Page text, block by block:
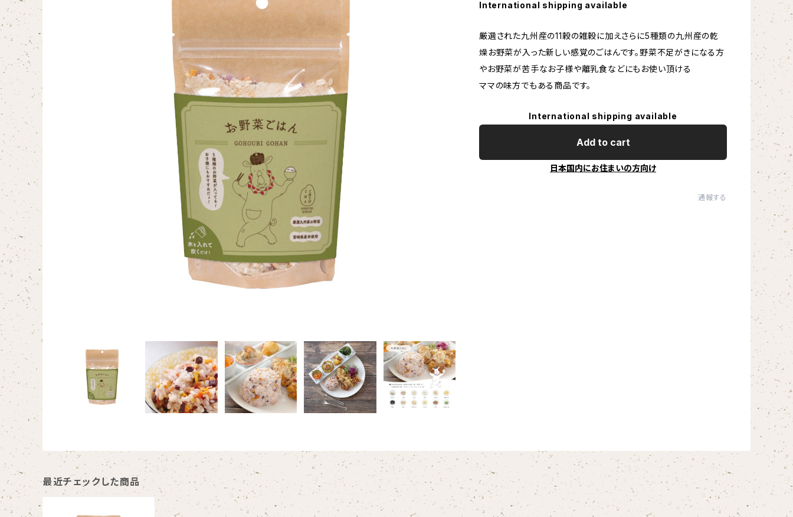
International shipping available
厳選された九州産の11穀の雑穀に加えさらに5種類の九州産の乾
燥お野菜が入った新しい感覚のごはんです。野菜不足がきになる方
やお野菜が苦手なお子様や離乳食などにもお使い頂ける
ママの味方でもある商品です。
International shipping available
Add to cart
日本国内にお住まいの方向け
通報する
最近チェックした商品